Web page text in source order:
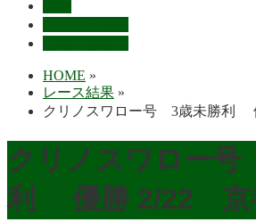
HOME »
レース結果 »
クリノスワロー号 3歳未勝利
クリノスワロー
利 優勝 2/22 京